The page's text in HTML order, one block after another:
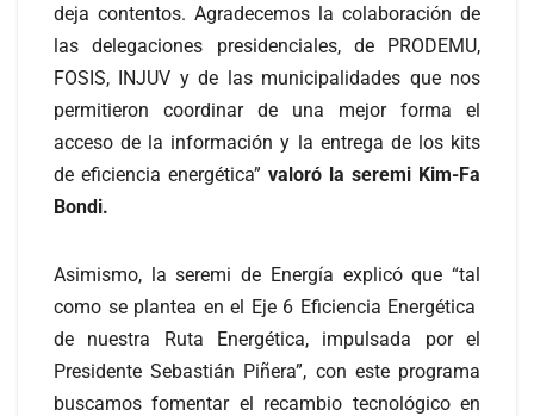
deja contentos. Agradecemos la colaboración de
las delegaciones presidenciales, de PRODEMU,
FOSIS, INJUV y de las municipalidades que nos
permitieron coordinar de una mejor forma el
acceso de la información y la entrega de los kits
de eficiencia energética” valoró la seremi Kim-Fa
Bondi.
Asimismo, la seremi de Energía explicó que “tal
como se plantea en el Eje 6 Eficiencia Energética
de nuestra Ruta Energética, impulsada por el
Presidente Sebastián Piñera”, con este programa
buscamos fomentar el recambio tecnológico en